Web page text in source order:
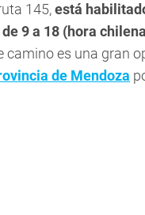
145,está
9 a 18 (hora
camino es una gran
de Mendoza